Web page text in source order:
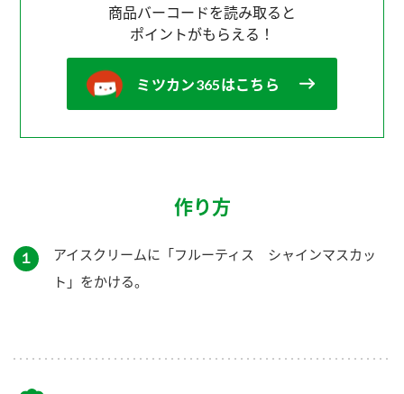
商品バーコードを読み取ると
ポイントがもらえる！
ミツカン365はこちら
作り方
１
アイスクリームに「フルーティス シャインマスカッ
ト」をかける。